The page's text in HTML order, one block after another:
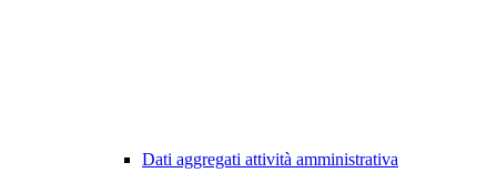
Dati aggregati attività amministrativa